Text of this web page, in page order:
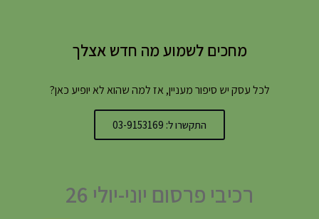
מחכים לשמוע מה חדש אצלך
לכל עסק יש סיפור מעניין, אז למה שהוא לא יופיע כאן?
התקשרו ל: 03-9153169
רכיבי פרסום יוני-יולי 26